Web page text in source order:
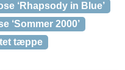
‘Rhapsody in Blue’
‘Sommer 2000’
tæppe